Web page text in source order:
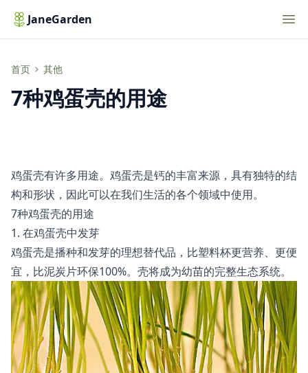
JaneGarden
首页 其他
7种鸡蛋壳的用途
7种鸡蛋壳的用途
鸡蛋壳有许多用途。鸡蛋壳是钙的丰富来源，具有独特的结
构和形状，因此可以在我们生活的各个领域中使用。
7种鸡蛋壳的用途
1. 在鸡蛋壳中发芽
鸡蛋壳是播种和发芽的理想替代品，比塑料杯更营养、更便
宜，比泥炭片环保100%。壳将成为幼苗的完整生态系统。